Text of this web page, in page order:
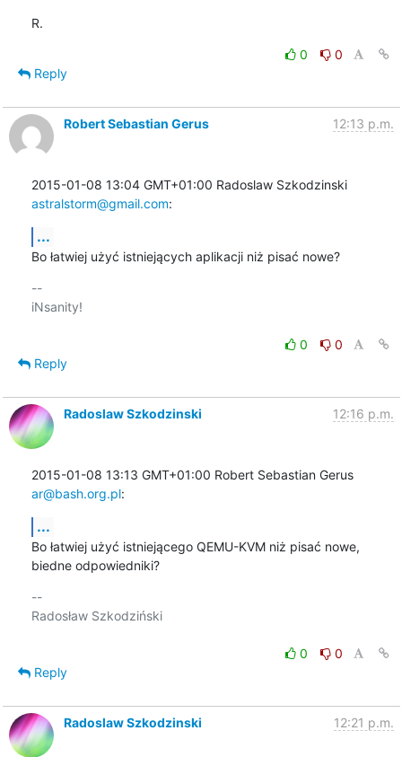
R.
0
0
Reply
Robert Sebastian Gerus 12:13 p.m.
2015-01-08 13:04 GMT+01:00 Radoslaw Szkodzinski
astralstorm@gmail.com:
...
Bo łatwiej użyć istniejących aplikacji niż pisać nowe?
--
iNsanity!
0
0
Reply
Radoslaw Szkodzinski 12:16 p.m.
2015-01-08 13:13 GMT+01:00 Robert Sebastian Gerus
ar@bash.org.pl:
...
Bo łatwiej użyć istniejącego QEMU-KVM niż pisać nowe,
biedne odpowiedniki?
--
Radosław Szkodziński
0
0
Reply
Radoslaw Szkodzinski 12:21 p.m.